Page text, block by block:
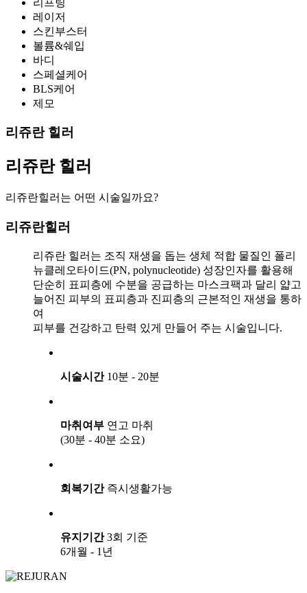
레이저
스킨부스터
볼륨&쉐입
바디
스페셜케어
BLS케어
제모
리쥬란 힐러
리쥬란 힐러
리쥬란힐러는 어떤 시술일까요?
리쥬란힐러
리쥬란 힐러는 조직 재생을 돕는 생체 적합 물질인 폴리
뉴클레오타이드(PN, polynucleotide) 성장인자를 활용해
단순히 표피층에 수분을 공급하는 마스크팩과 달리 얇고
늘어진 피부의 표피층과 진피층의 근본적인 재생을 통하
여
피부를 건강하고 탄력 있게 만들어 주는 시술입니다.
시술시간 10분 - 20분
마취여부 연고 마취
(30분 - 40분 소요)
회복기간 즉시생활가능
유지기간 3회 기준
6개월 - 1년